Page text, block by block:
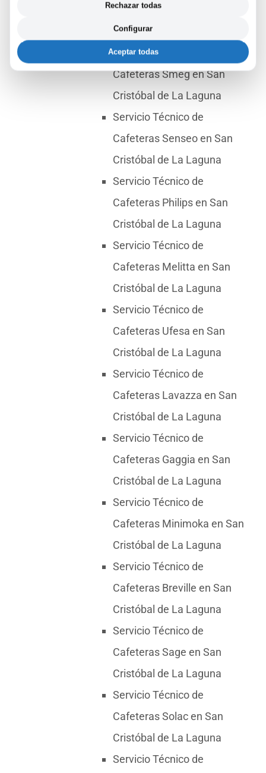
Cafeteras Bosch en San
Cristóbal de La Laguna
Servicio Técnico de
Cafeteras Smeg en San
Cristóbal de La Laguna
Servicio Técnico de
Cafeteras Senseo en San
Cristóbal de La Laguna
Servicio Técnico de
Cafeteras Philips en San
Cristóbal de La Laguna
Servicio Técnico de
Cafeteras Melitta en San
Cristóbal de La Laguna
Servicio Técnico de
Cafeteras Ufesa en San
Cristóbal de La Laguna
Servicio Técnico de
Cafeteras Lavazza en San
Cristóbal de La Laguna
Servicio Técnico de
Cafeteras Gaggia en San
Cristóbal de La Laguna
Servicio Técnico de
Cafeteras Minimoka en San
Cristóbal de La Laguna
Servicio Técnico de
Cafeteras Breville en San
Cristóbal de La Laguna
Servicio Técnico de
Cafeteras Sage en San
Cristóbal de La Laguna
Servicio Técnico de
Cafeteras Solac en San
Cristóbal de La Laguna
Servicio Técnico de
Rechazar todas
Configurar
Aceptar todas